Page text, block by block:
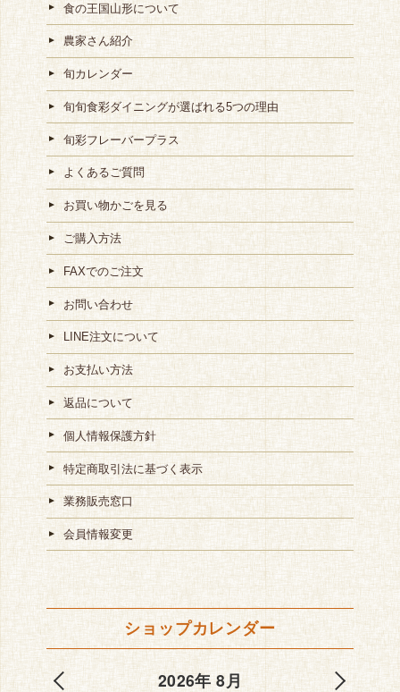
食の王国山形について
農家さん紹介
旬カレンダー
旬旬食彩ダイニングが選ばれる5つの理由
旬彩フレーバープラス
よくあるご質問
お買い物かごを見る
ご購入方法
FAXでのご注文
お問い合わせ
LINE注文について
お支払い方法
返品について
個人情報保護方針
特定商取引法に基づく表示
業務販売窓口
会員情報変更
ショップカレンダー
2026年 8月